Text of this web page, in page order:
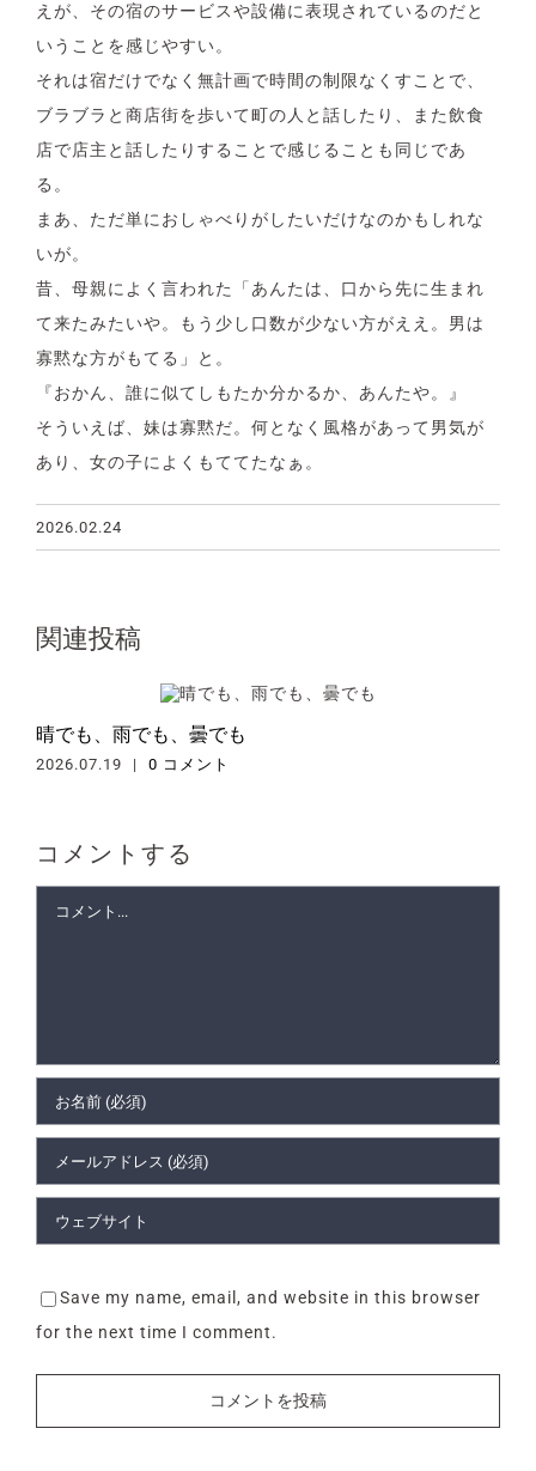
えが、その宿のサービスや設備に表現されているのだと
いうことを感じやすい。
それは宿だけでなく無計画で時間の制限なくすことで、
ブラブラと商店街を歩いて町の人と話したり、また飲食
店で店主と話したりすることで感じることも同じであ
る。
まあ、ただ単におしゃべりがしたいだけなのかもしれな
いが。
昔、母親によく言われた「あんたは、口から先に生まれ
て来たみたいや。もう少し口数が少ない方がええ。男は
寡黙な方がもてる」と。
『おかん、誰に似てしもたか分かるか、あんたや。』
そういえば、妹は寡黙だ。何となく風格があって男気が
あり、女の子によくもててたなぁ。
2026.02.24
関連投稿
晴でも、雨でも、曇でも
2026.07.19 | 0 コメント
コメントする
Comment
Save my name, email, and website in this browser
for the next time I comment.